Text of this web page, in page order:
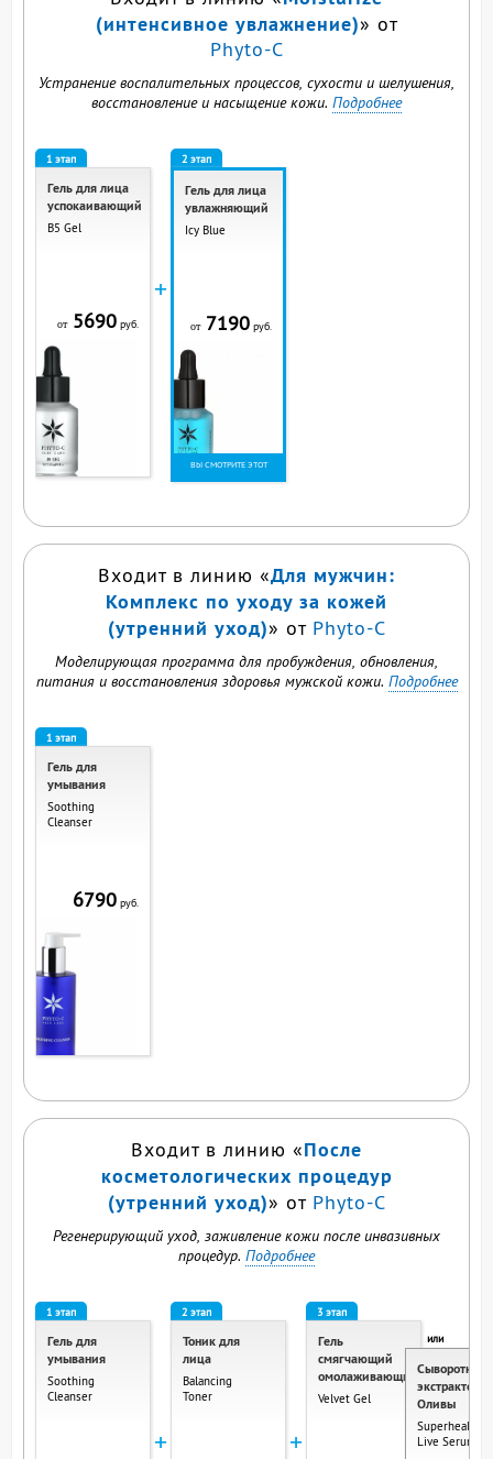
(интенсивное увлажнение)» от
Phyto-C
Устранение воспалительных процессов, сухости и шелушения,
восстановление и насыщение кожи. Подробнее
1 этап
Гель для лица
успокаивающий
B5 Gel
от5690 руб.
+
2 этап
Гель для лица
увлажняющий
Icy Blue
ВЫ СМОТРИТЕ ЭТОТ
от7190 руб.
Входит в линию «Для мужчин:
Комплекс по уходу за кожей
(утренний уход)» от Phyto-C
Моделирующая программа для пробуждения, обновления,
питания и восстановления здоровья мужской кожи. Подробнее
1 этап
Гель для
умывания
Soothing
Cleanser
6790 руб.
Входит в линию «После
косметологических процедур
(утренний уход)» от Phyto-C
Регенерирующий уход, заживление кожи после инвазивных
процедур. Подробнее
1 этап
Гель для
умывания
Soothing
Cleanser
+
2 этап
Тоник для
лица
Balancing
Toner
+
3 этап
Гель
смягчающий
омолаживающий
Velvet Gel
или
Сыворотка с
экстрактом
Оливы
Superheal O-
Live Serum